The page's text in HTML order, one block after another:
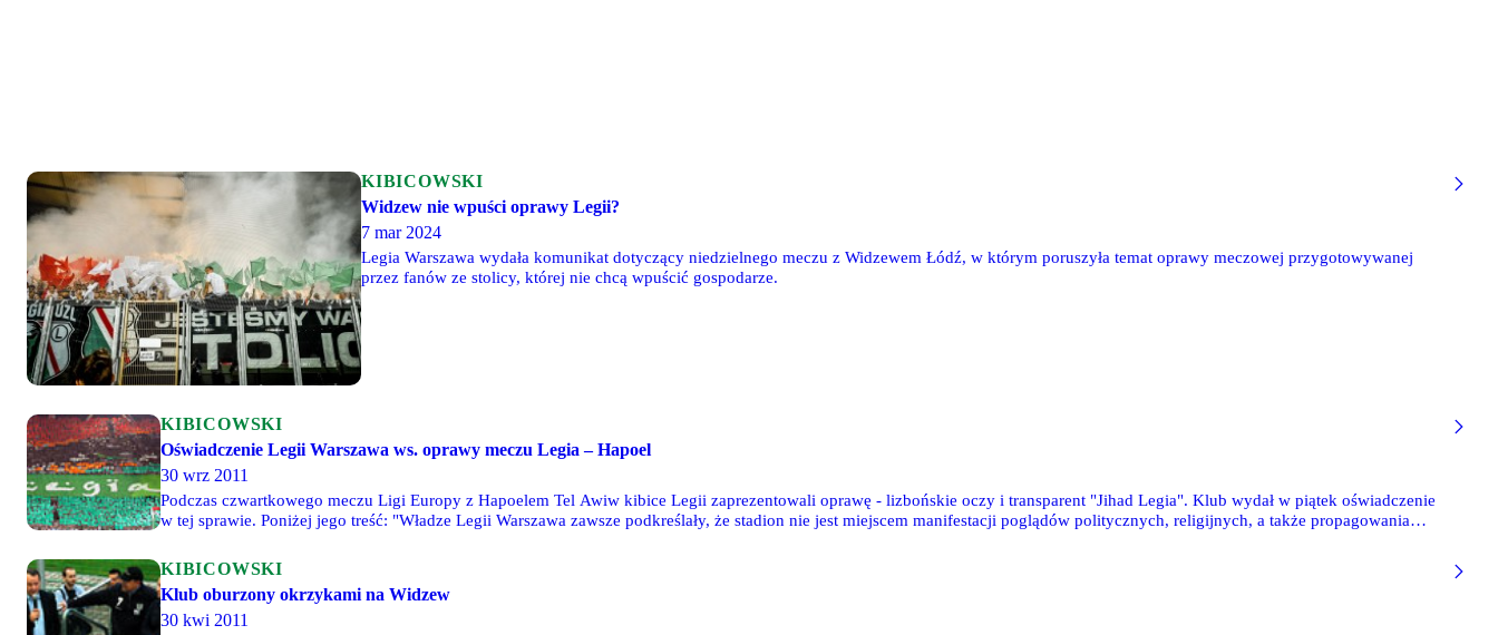
KIBICOWSKI
Widzew nie wpuści oprawy Legii?
7 mar 2024
Legia Warszawa wydała komunikat dotyczący niedzielnego meczu z Widzewem Łódź, w którym poruszyła temat oprawy meczowej przygotowywanej
przez fanów ze stolicy, której nie chcą wpuścić gospodarze.
KIBICOWSKI
Oświadczenie Legii Warszawa ws. oprawy meczu Legia – Hapoel
30 wrz 2011
Podczas czwartkowego meczu Ligi Europy z Hapoelem Tel Awiw kibice Legii zaprezentowali oprawę - lizbońskie oczy i transparent "Jihad Legia". Klub wydał w piątek oświadczenie
w tej sprawie. Poniżej jego treść: "Władze Legii Warszawa zawsze podkreślały, że stadion nie jest miejscem manifestacji poglądów politycznych, religijnych, a także propagowania
KIBICOWSKI
Klub oburzony okrzykami na Widzew
30 kwi 2011